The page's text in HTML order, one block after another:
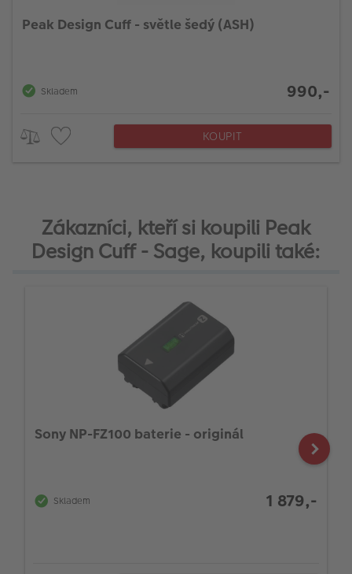
Peak Design Cuff - světle šedý (ASH)
Skladem 990,-
KOUPIT
Zákazníci, kteří si koupili Peak
Design Cuff - Sage, koupili také:
Sony NP-FZ100 baterie - originál
Skladem 1 879,-